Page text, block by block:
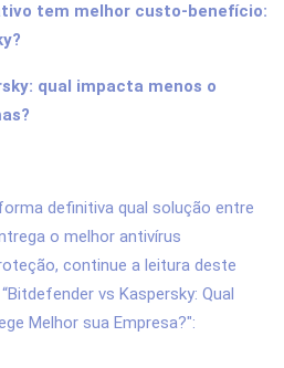
tem melhor custo-benefício:
qual impacta menos o
definitiva qual solução entre
o melhor antivírus
continue a leitura deste
vs Kaspersky: Qual
Melhor sua Empresa?":